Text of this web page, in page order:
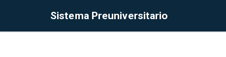
Sistema Preuniversitario